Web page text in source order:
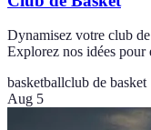
Dynamisez votre club
Explorez nos idées pour
basketballclub de basket
Aug 5